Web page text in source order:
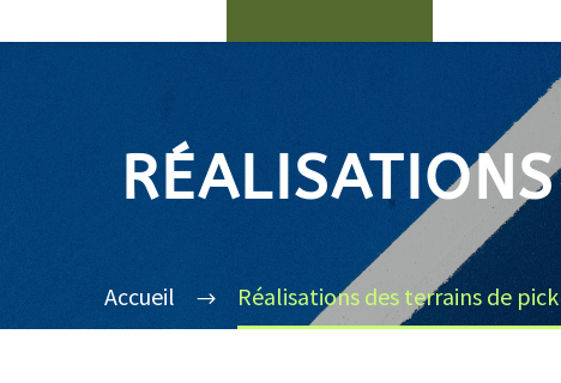
Accueil Réalisations des terrains de